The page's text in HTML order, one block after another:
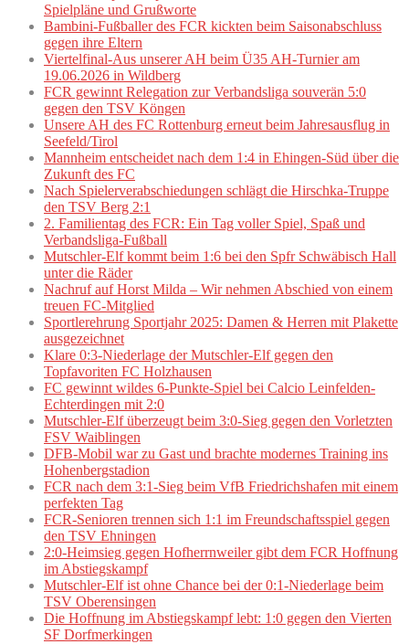
Spielpläne und Grußworte
Bambini-Fußballer des FCR kickten beim Saisonabschluss
gegen ihre Eltern
Viertelfinal-Aus unserer AH beim Ü35 AH-Turnier am
19.06.2026 in Wildberg
FCR gewinnt Relegation zur Verbandsliga souverän 5:0
gegen den TSV Köngen
Unsere AH des FC Rottenburg erneut beim Jahresausflug in
Seefeld/Tirol
Mannheim entscheidet nach dem 1:4 in Ehingen-Süd über die
Zukunft des FC
Nach Spielerverabschiedungen schlägt die Hirschka-Truppe
den TSV Berg 2:1
2. Familientag des FCR: Ein Tag voller Spiel, Spaß und
Verbandsliga-Fußball
Mutschler-Elf kommt beim 1:6 bei den Spfr Schwäbisch Hall
unter die Räder
Nachruf auf Horst Milda – Wir nehmen Abschied von einem
treuen FC-Mitglied
Sportlerehrung Sportjahr 2025: Damen & Herren mit Plakette
ausgezeichnet
Klare 0:3-Niederlage der Mutschler-Elf gegen den
Topfavoriten FC Holzhausen
FC gewinnt wildes 6-Punkte-Spiel bei Calcio Leinfelden-
Echterdingen mit 2:0
Mutschler-Elf überzeugt beim 3:0-Sieg gegen den Vorletzten
FSV Waiblingen
DFB-Mobil war zu Gast und brachte modernes Training ins
Hohenbergstadion
FCR nach dem 3:1-Sieg beim VfB Friedrichshafen mit einem
perfekten Tag
FCR-Senioren trennen sich 1:1 im Freundschaftsspiel gegen
den TSV Ehningen
2:0-Heimsieg gegen Hofherrnweiler gibt dem FCR Hoffnung
im Abstiegskampf
Mutschler-Elf ist ohne Chance bei der 0:1-Niederlage beim
TSV Oberensingen
Die Hoffnung im Abstiegskampf lebt: 1:0 gegen den Vierten
SF Dorfmerkingen